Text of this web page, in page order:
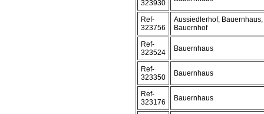
323930
Ref-
323756
Aussiedlerhof, Bauernhaus,
Bauernhof
Ref-
323524
Bauernhaus
Ref-
323350
Bauernhaus
Ref-
323176
Bauernhaus